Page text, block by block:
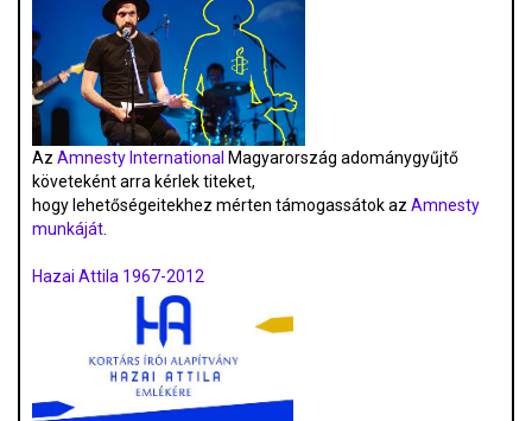
Az Amnesty International Magyarország adománygyűjtő
követeként arra kérlek titeket,
hogy lehetőségeitekhez mérten támogassátok az Amnesty
munkáját.
Hazai Attila 1967-2012